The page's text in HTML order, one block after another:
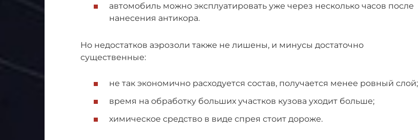
автомобиль можно эксплуатировать уже через несколько часов после
нанесения антикора.
Но недостатков аэрозоли также не лишены, и минусы достаточно
существенные:
не так экономично расходуется состав, получается менее ровный слой;
время на обработку больших участков кузова уходит больше;
химическое средство в виде спрея стоит дороже.